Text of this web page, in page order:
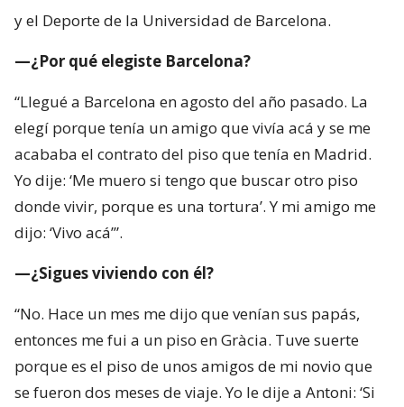
y el Deporte de la Universidad de Barcelona.
—¿Por qué elegiste Barcelona?
“Llegué a Barcelona en agosto del año pasado. La
elegí porque tenía un amigo que vivía acá y se me
acababa el contrato del piso que tenía en Madrid.
Yo dije: ‘Me muero si tengo que buscar otro piso
donde vivir, porque es una tortura’. Y mi amigo me
dijo: ‘Vivo acá’”.
—¿Sigues viviendo con él?
“No. Hace un mes me dijo que venían sus papás,
entonces me fui a un piso en Gràcia. Tuve suerte
porque es el piso de unos amigos de mi novio que
se fueron dos meses de viaje. Yo le dije a Antoni: ‘Si